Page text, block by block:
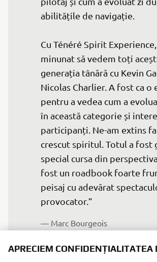
abilitățile de navigație.
Cu Ténéré Spirit
minunat să vedem toți
generația tânără cu Kevin
Nicolas Charlier. A fost ca o
pentru a vedea cum a
în această categorie și
participanți. Ne-am extins
crescut spiritul. Totul a fost
special cursa din
fost un roadbook foarte
peisaj cu adevărat
provocator.”
— Marc Bourgeois
APRECIEM CONFIDENȚIALITATEA